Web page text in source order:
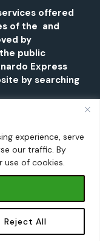
experience, serve
our traffic. By
of cookies.
Reject All
→
→
offered
of the and
by
public
Express
by searching
LEONARDO
TO THE
|Terms and